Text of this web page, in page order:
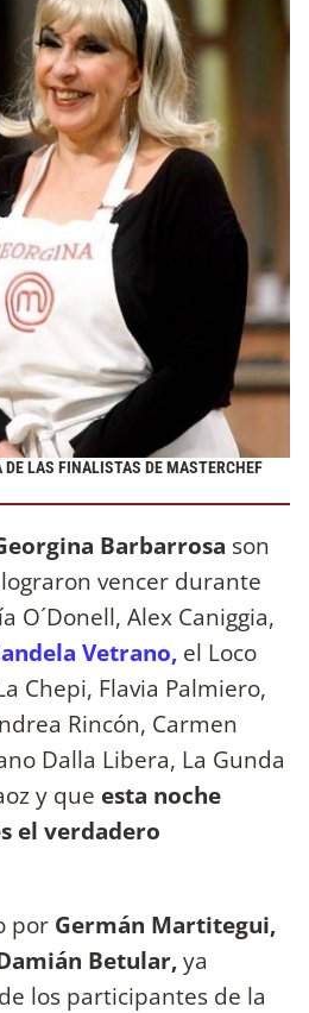
DE LAS FINALISTAS DE MASTERCHEF
Barbarrosa son
vencer durante
O´Donell, Alex Caniggia,
Vetrano, el Loco
Chepi, Flavia Palmiero,
Rincón, Carmen
Dalla Libera, La Gunda
y que esta noche
el verdadero
por Germán Martitegui,
Betular,ya
los participantes de la